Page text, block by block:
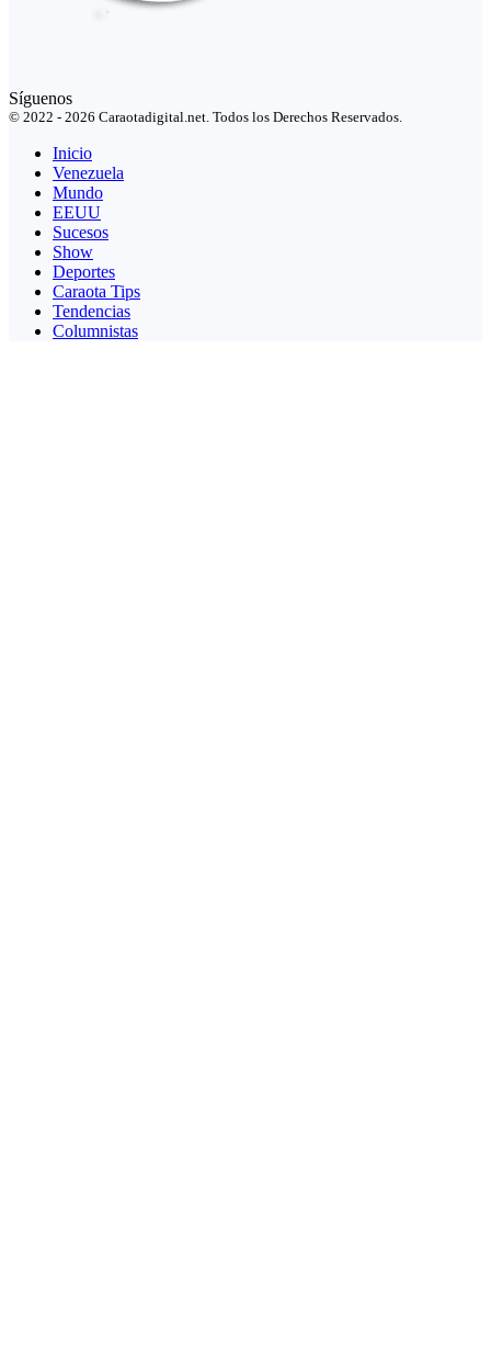
Síguenos
© 2022 - 2026 Caraotadigital.net. Todos los Derechos Reservados.
Inicio
Venezuela
Mundo
EEUU
Sucesos
Show
Deportes
Caraota Tips
Tendencias
Columnistas